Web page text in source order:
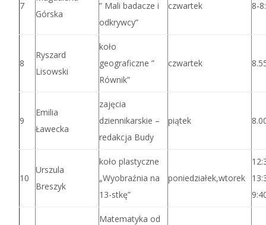
7
Górska
” Mali badacze i
odkrywcy”
czwartek 8-
8
Ryszard
Lisowski
koło
geograficzne ”
Równik”
czwartek
9
Emilia
Ławecka
zajęcia
dziennikarskie –
redakcja Budy
piątek
10
Urszula
Breszyk
koło plastyczne
„Wyobraźnia na
13-stkę”
poniedziałek,wtorek
Matematyka od